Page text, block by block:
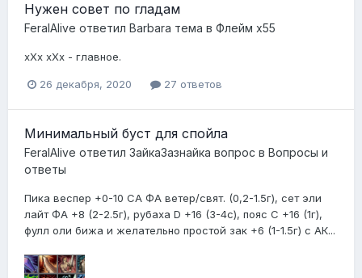
Нужен совет по гладам
FeralAlive ответил Barbara тема в Флейм x55
xXx xXx - главное.
26 декабря, 2020 27 ответов
Минимальный буст для спойла
FeralAlive ответил ЗайкаЗазнайка вопрос в Вопросы и
ответы
Пика веспер +0-10 СА ФА ветер/свят. (0,2-1.5г), сет эли
лайт ФА +8 (2-2.5г), рубаха D +16 (3-4с), пояс C +16 (1г),
фулл оли бижа и желательно простой зак +6 (1-1.5г) с АК...